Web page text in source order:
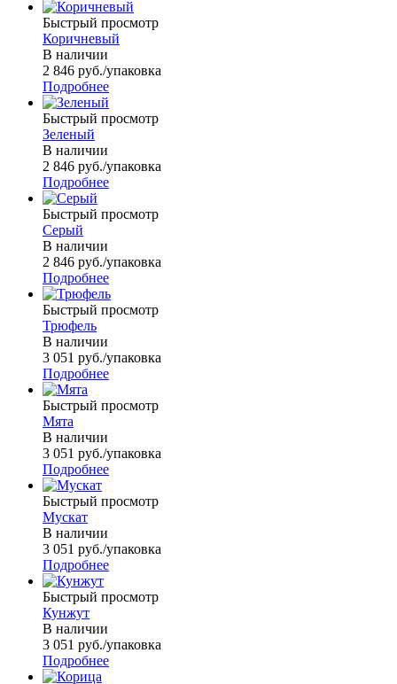
Быстрый просмотр
Коричневый
В наличии
2 846 руб./упаковка
Подробнее
Быстрый просмотр
Зеленый
В наличии
2 846 руб./упаковка
Подробнее
Быстрый просмотр
Серый
В наличии
2 846 руб./упаковка
Подробнее
Быстрый просмотр
Трюфель
В наличии
3 051 руб./упаковка
Подробнее
Быстрый просмотр
Мята
В наличии
3 051 руб./упаковка
Подробнее
Быстрый просмотр
Мускат
В наличии
3 051 руб./упаковка
Подробнее
Быстрый просмотр
Кунжут
В наличии
3 051 руб./упаковка
Подробнее